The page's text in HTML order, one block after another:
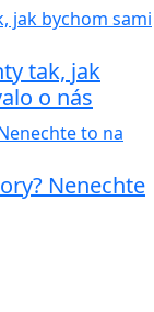
tak, jak
o nás
Nenechte